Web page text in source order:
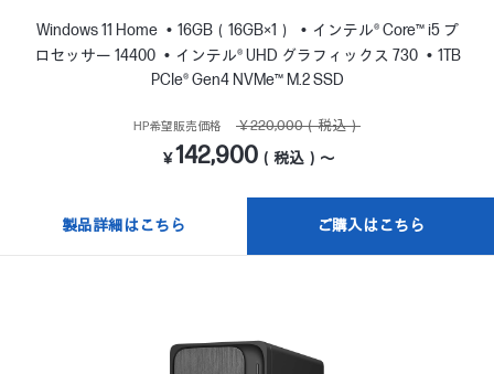
Windows 11 Home 16GB（16GB×1）
インテル® Core™ i5 プ
ロセッサー 14400
インテル® UHD グラフィックス 730
1TB
PCIe® Gen4 NVMe™ M.2 SSD
HP希望販売価格 ￥220,000（税込）
￥142,900（税込）～
製品詳細はこちら ご購入はこちら